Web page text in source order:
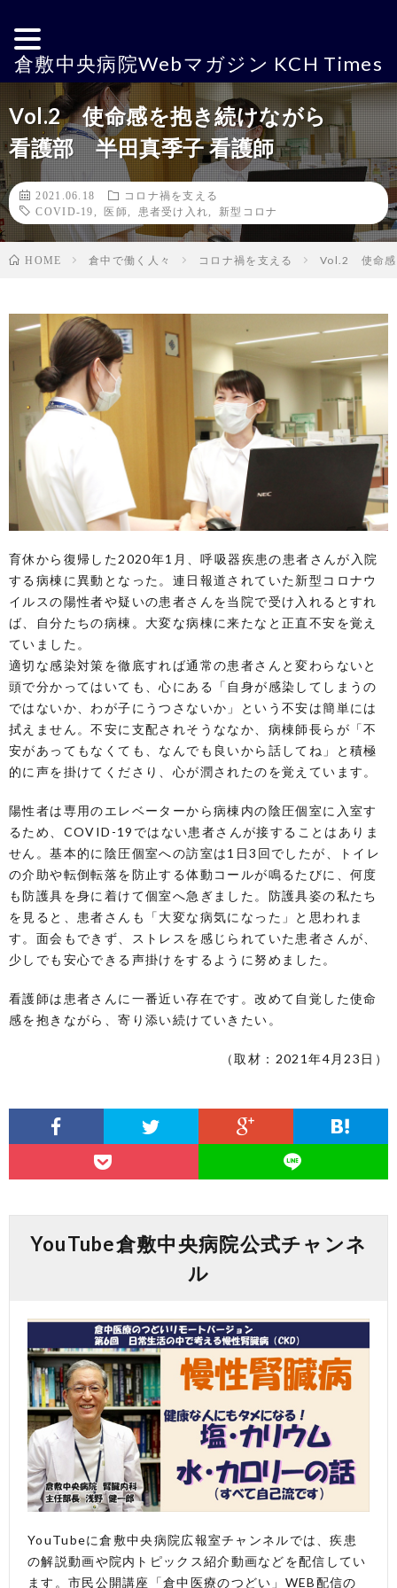
Vol.2 使命感を抱き続けながら
看護部 半田真季子 看護師
2021.06.18
コロナ禍を支える
COVID-19
医師 患者受け入れ 新型コロナ
HOME 倉中で働く人々 コロナ禍を支える Vol.2 使命感
育休から復帰した2020年1月、呼吸器疾患の患者さんが入院
する病棟に異動となった。連日報道されていた新型コロナウ
イルスの陽性者や疑いの患者さんを当院で受け入れるとすれ
ば、自分たちの病棟。大変な病棟に来たなと正直不安を覚え
ていました。
適切な感染対策を徹底すれば通常の患者さんと変わらないと
頭で分かってはいても、心にある「自身が感染してしまうの
ではないか、わが子にうつさないか」という不安は簡単には
拭えません。不安に支配されそうななか、病棟師長らが「不
安があってもなくても、なんでも良いから話してね」と積極
的に声を掛けてくださり、心が潤されたのを覚えています。
陽性者は専用のエレベーターから病棟内の陰圧個室に入室す
るため、COVID-19ではない患者さんが接することはありま
せん。基本的に陰圧個室への訪室は1日3回でしたが、トイレ
の介助や転倒転落を防止する体動コールが鳴るたびに、何度
も防護具を身に着けて個室へ急ぎました。防護具姿の私たち
を見ると、患者さんも「大変な病気になった」と思われま
す。面会もできず、ストレスを感じられていた患者さんが、
少しでも安心できる声掛けをするように努めました。
看護師は患者さんに一番近い存在です。改めて自覚した使命
感を抱きながら、寄り添い続けていきたい。
（取材：2021年4月23日）
YouTube倉敷中央病院公式チャンネ
ル
YouTubeに倉敷中央病院広報室チャンネルでは、疾患
の解説動画や院内トピックス紹介動画などを配信してい
ます。市民公開講座「倉中医療のつどい」WEB配信の
倉敷中央病院Webマガジン KCH Times